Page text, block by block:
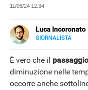
11/06/24 12:34
Luca Incoronato
GIORNALISTA
LINKEDIN
accumulato
fisiche e online,
e copywriter. Per
Scienza.
È vero che il
diminuzione nelle
occorre anche